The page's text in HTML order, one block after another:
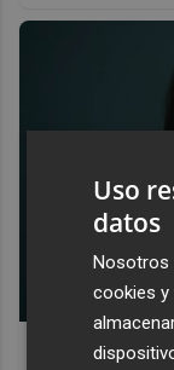
¿Por qué se
Uso
datos
Nosotros
cookies y